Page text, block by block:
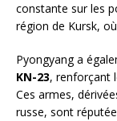
constante sur les
région de Kursk,
Pyongyang a
KN-23, renforçant
Ces armes,
russe, sont